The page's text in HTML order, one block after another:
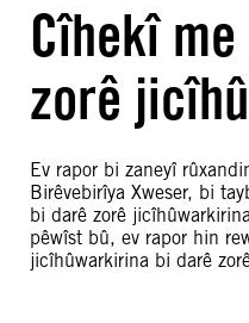
Cîhekî
zorê
Ev rapor bi zaneyî
Birêvebirîya Xweser, bi
bi darê zorê
pêwîst bû, ev rapor hin
jicîhûwarkirina bi darê